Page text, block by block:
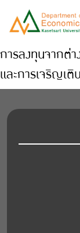
การลงทุนจากต่
และการเจริญเติ